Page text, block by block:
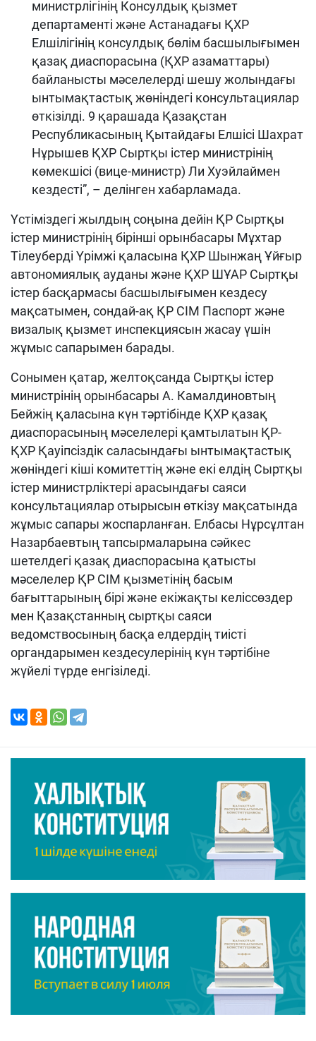
министрлігінің Консулдық қызмет
департаменті және Астанадағы ҚХР
Елшілігінің консулдық бөлім басшылығымен
қазақ диаспорасына (ҚХР азаматтары)
байланысты мәселелерді шешу жолындағы
ынтымақтастық жөніндегі консультациялар
өткізілді. 9 қарашада Қазақстан
Республикасының Қытайдағы Елшісі Шахрат
Нұрышев ҚХР Сыртқы істер министрінің
көмекшісі (вице-министр) Ли Хуэйлаймен
кездесті”, – делінген хабарламада.
Үстіміздегі жылдың соңына дейін ҚР Сыртқы
істер министрінің бірінші орынбасары Мұхтар
Тілеуберді Үрімжі қаласына ҚХР Шынжаң Ұйғыр
автономиялық ауданы және ҚХР ШҰАР Сыртқы
істер басқармасы басшылығымен кездесу
мақсатымен, сондай-ақ ҚР СІМ Паспорт және
визалық қызмет инспекциясын жасау үшін
жұмыс сапарымен барады.
Сонымен қатар, желтоқсанда Сыртқы істер
министрінің орынбасары А. Камалдиновтың
Бейжің қаласына күн тәртібінде ҚХР қазақ
диаспорасының мәселелері қамтылатын ҚР-
ҚХР Қауіпсіздік саласындағы ынтымақтастық
жөніндегі кіші комитеттің және екі елдің Сыртқы
істер министрліктері арасындағы саяси
консультациялар отырысын өткізу мақсатында
жұмыс сапары жоспарланған. Елбасы Нұрсұлтан
Назарбаевтың тапсырмаларына сәйкес
шетелдегі қазақ диаспорасына қатысты
мәселелер ҚР СІМ қызметінің басым
бағыттарының бірі және екіжақты келіссөздер
мен Қазақстанның сыртқы саяси
ведомствосының басқа елдердің тиісті
органдарымен кездесулерінің күн тәртібіне
жүйелі түрде енгізіледі.